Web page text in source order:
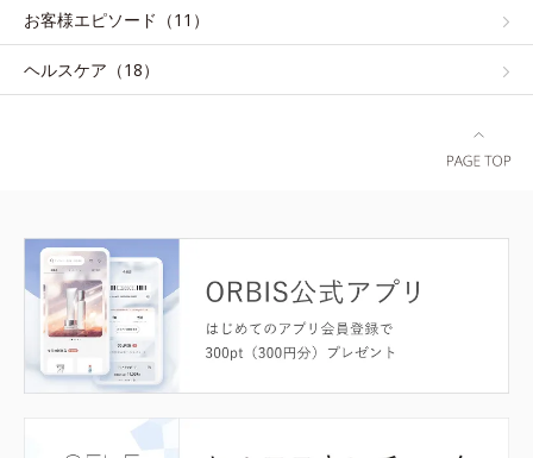
お客様エピソード（11）
ヘルスケア（18）